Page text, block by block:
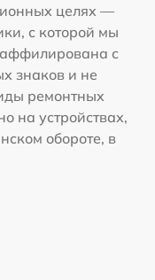
целях —
с которой мы
с
знаков и не
ремонтных
на устройствах,
обороте, в